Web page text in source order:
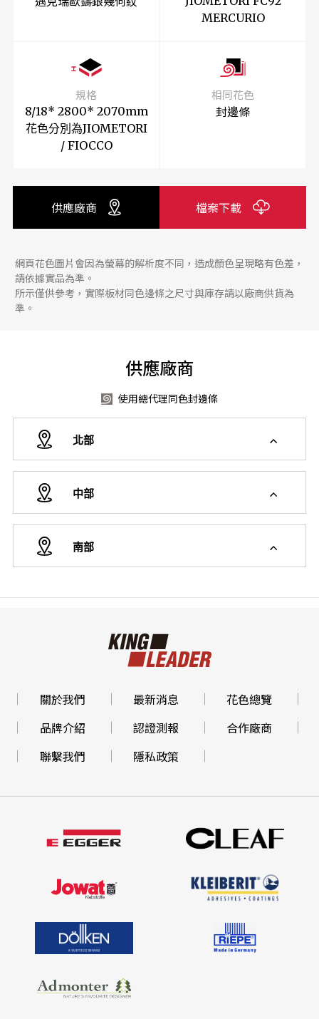
MERCURIO
規格
8/18* 2800* 2070mm
花色分別為JIOMETORI
/ FIOCCO
相同花色
封邊條
供應廠商 檔案下載
網頁花色圖片會因為螢幕的解析度不同，造成顏色呈現略有色差，
請依據實品為準。
所示僅供參考，實際板材同色邊條之尺寸與庫存請以廠商供貨為
準。
供應廠商
使用總代理同色封邊條
北部
中部
南部
關於我們 最新消息
花色總覽
品牌介紹
認證測報
合作廠商
聯繫我們
隱私政策